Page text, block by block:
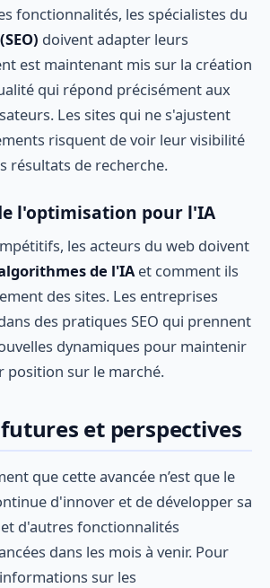
fonctionnalités, les spécialistes du
doivent adapter leurs
est maintenant mis sur la création
qui répond précisément aux
Les sites qui ne s'ajustent
risquent de voir leur visibilité
résultats de recherche.
l'optimisation pour l'IA
les acteurs du web doivent
de l'IAet comment ils
des sites. Les entreprises
des pratiques SEO qui prennent
dynamiques pour maintenir
position sur le marché.
et perspectives
que cette avancée n’est que le
d'innover et de développer sa
d'autres fonctionnalités
dans les mois à venir. Pour
sur les